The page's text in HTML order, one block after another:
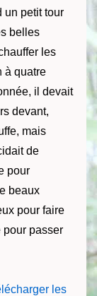
un petit tour
belles
les
à quatre
il devait
devant,
mais
de
pour
beaux
pour faire
pour passer
les